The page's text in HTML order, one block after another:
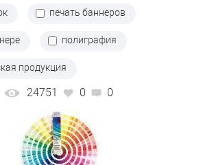
24751 0 0
печать баннеров
полиграфия
продукция